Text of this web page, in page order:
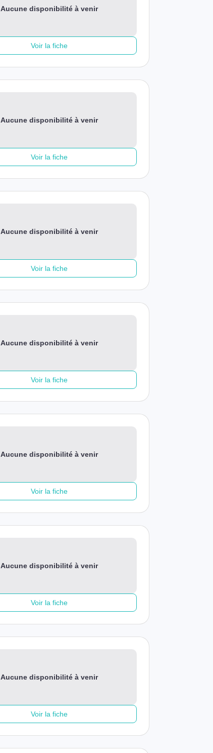
Aucune disponibilité à venir
Voir la fiche
Aucune disponibilité à venir
Voir la fiche
Aucune disponibilité à venir
Voir la fiche
Aucune disponibilité à venir
Voir la fiche
Aucune disponibilité à venir
Voir la fiche
Aucune disponibilité à venir
Voir la fiche
Aucune disponibilité à venir
Voir la fiche